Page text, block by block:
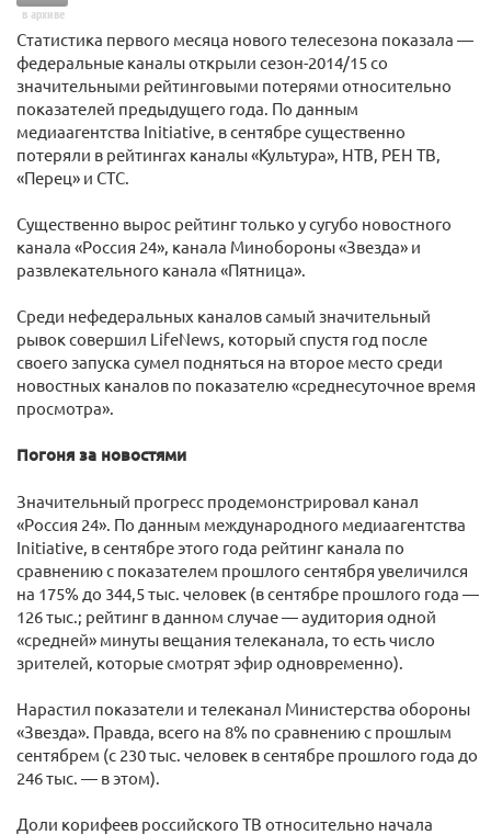
в архиве
Cтатистика первого месяца нового телесезона показала —
федеральные каналы открыли сезон-2014/15 со
значительными рейтинговыми потерями относительно
показателей предыдущего года. По данным
медиаагентства Initiative, в сентябре существенно
потеряли в рейтингах каналы «Культура», НТВ, РЕН ТВ,
«Перец» и СТС.
Существенно вырос рейтинг только у сугубо новостного
канала «Россия 24», канала Минобороны «Звезда» и
развлекательного канала «Пятница».
Среди нефедеральных каналов самый значительный
рывок совершил LifeNews, который спустя год после
своего запуска сумел подняться на второе место среди
новостных каналов по показателю «среднесуточное время
просмотра».
Погоня за новостями
Значительный прогресс продемонстрировал канал
«Россия 24». По данным международного медиаагентства
Initiative, в сентябре этого года рейтинг канала по
сравнению с показателем прошлого сентября увеличился
на 175% до 344,5 тыс. человек (в сентябре прошлого года —
126 тыс.; рейтинг в данном случае — аудитория одной
«средней» минуты вещания телеканала, то есть число
зрителей, которые смотрят эфир одновременно).
Нарастил показатели и телеканал Министерства обороны
«Звезда». Правда, всего на 8% по сравнению с прошлым
сентябрем (с 230 тыс. человек в сентябре прошлого года до
246 тыс. — в этом).
Доли корифеев российского ТВ относительно начала